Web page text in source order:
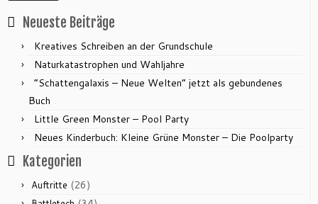
Neueste Beiträge
Kreatives Schreiben an der Grundschule
Naturkatastrophen und Wahljahre
“Schattengalaxis – Neue Welten” jetzt als gebundenes
Buch
Little Green Monster – Pool Party
Neues Kinderbuch: Kleine Grüne Monster – Die Poolparty
Kategorien
Auftritte (26)